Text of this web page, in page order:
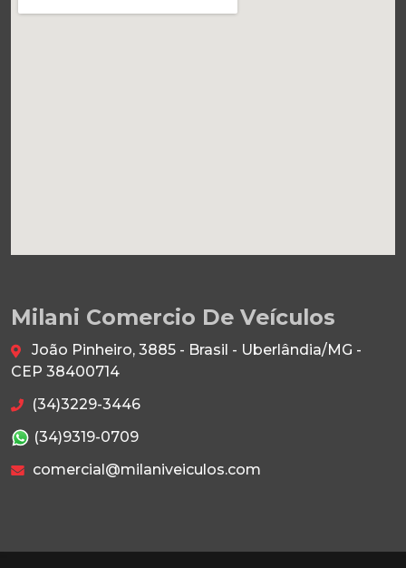
Milani Comercio De Veículos
João Pinheiro, 3885 - Brasil - Uberlândia/MG -
CEP 38400714
(34)3229-3446
(34)9319-0709
comercial@milaniveiculos.com